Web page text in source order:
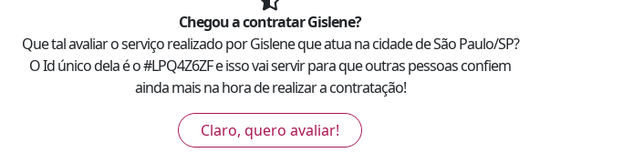
Chegou a contratarGislene?
Que tal avaliar o serviço realizado porGisleneque atua na cidade deSão Paulo/SP?
O Id único dela é o #LPQ4Z6ZFe isso vai servir para que outras pessoas confiem
ainda mais na hora de realizar a contratação!
Claro, quero avaliar!